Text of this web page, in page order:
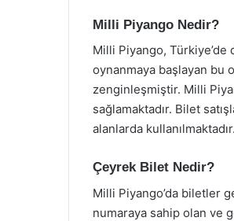
Milli Piyango Nedir?
Milli Piyango, Türkiye’de
oynanmaya başlayan bu
zenginleşmiştir. Milli
sağlamaktadır. Bilet
alanlarda kullanılmaktadır.
Çeyrek Bilet Nedir?
Milli Piyango’da biletler
numaraya sahip olan ve